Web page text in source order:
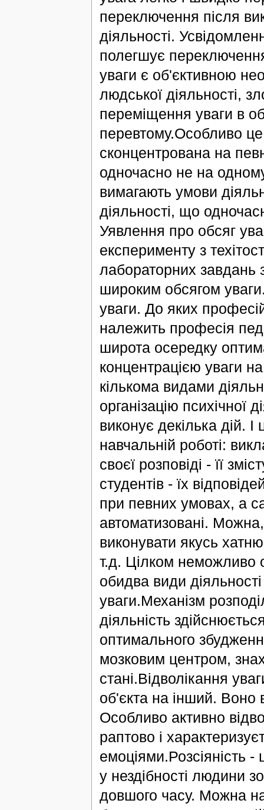
переключення після
діяльності.
полегшує
уваги є об'єктивною
людської діяльності,
переміщення уваги в
перевтому.Особливо це
сконцентрована на
одночасно не на
вимагають умови
діяльності, що
Уявлення про обсяг
експерименту з
лабораторних завдань
широким обсягом уваги.
уваги. До яких
належить професія
широта осередку
концентрацією уваги
кількома видами
організацію психічної
виконує декілька дій.
навчальній роботі:
своєї розповіді - її
студентів - їх
при певних умовах, а
автоматизовані.
виконувати якусь
т.д. Цілком неможливо
обидва види
уваги.Механізм
діяльність
оптимального
мозковим центром,
стані.Відволікання
об'єкта на інший. Воно
Особливо активно
раптово і
емоціями.Розсіяність
у нездібності людини
довшого часу. Можна